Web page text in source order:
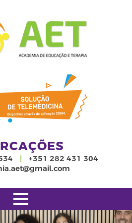
|
+351 282 431 304